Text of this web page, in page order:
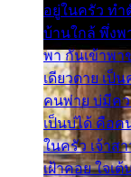
อยู่ในครัว ทำ
บ้านใกล้ พึ่งพ
พา กันเข้าพา
เดียวดาย เป็
คนพ่าย บ่มีคว
เป็นบ่ได้ คือค
ในครัว เจ้าส
เฝ้าคอย ใจเ